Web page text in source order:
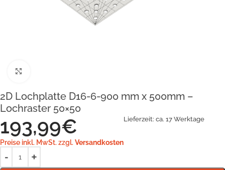
2D Lochplatte D16-6-900 mm x 500mm –
Lochraster 50×50
193,99€
Preise inkl. MwSt. zzgl. Versandkosten
Lieferzeit: ca. 17 Werktage